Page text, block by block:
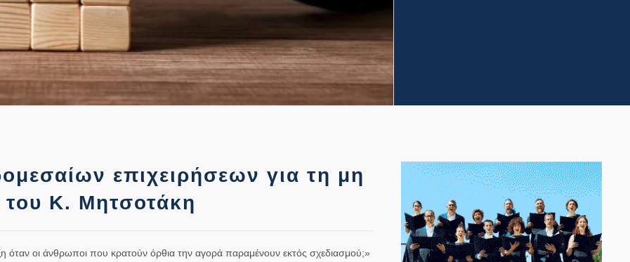
επιχειρήσεων για τη μη
του Κ. Μητσοτάκη
οι άνθρωποι που κρατούν όρθια την αγορά παραμένουν εκτός σχεδιασμού;»